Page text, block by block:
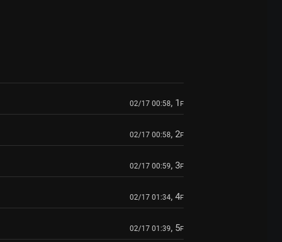
02/17 00:58, 1 F
02/17 00:58, 2F
02/17 00:59, 3F
02/17 01:34, 4F
02/17 01:39, 5F